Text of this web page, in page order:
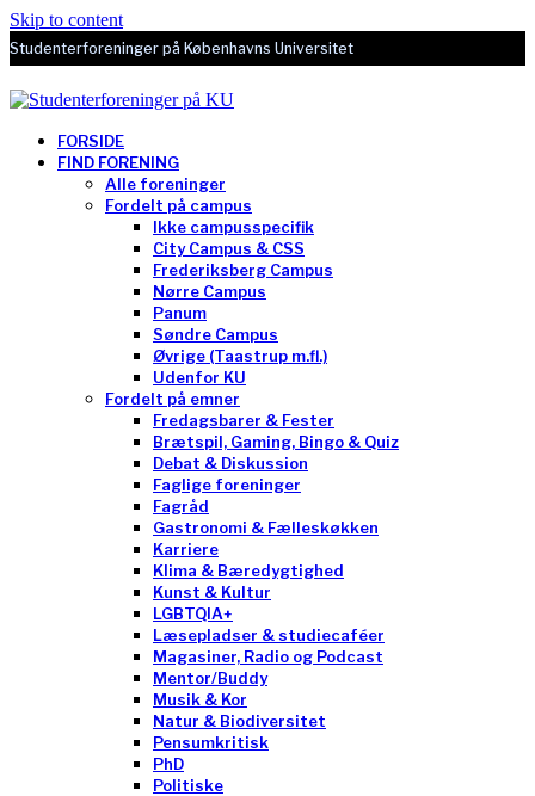
Skip to content
Studenterforeninger på Københavns Universitet
FORSIDE
FIND FORENING
Alle foreninger
Fordelt på campus
Ikke campusspecifik
City Campus & CSS
Frederiksberg Campus
Nørre Campus
Panum
Søndre Campus
Øvrige (Taastrup m.fl.)
Udenfor KU
Fordelt på emner
Fredagsbarer & Fester
Brætspil, Gaming, Bingo & Quiz
Debat & Diskussion
Faglige foreninger
Fagråd
Gastronomi & Fælleskøkken
Karriere
Klima & Bæredygtighed
Kunst & Kultur
LGBTQIA+
Læsepladser & studiecaféer
Magasiner, Radio og Podcast
Mentor/Buddy
Musik & Kor
Natur & Biodiversitet
Pensumkritisk
PhD
Politiske